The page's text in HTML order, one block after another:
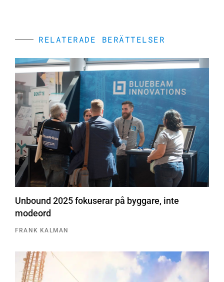
RELATERADE BERÄTTELSER
Unbound 2025 fokuserar på byggare, inte
modeord
FRANK KALMAN